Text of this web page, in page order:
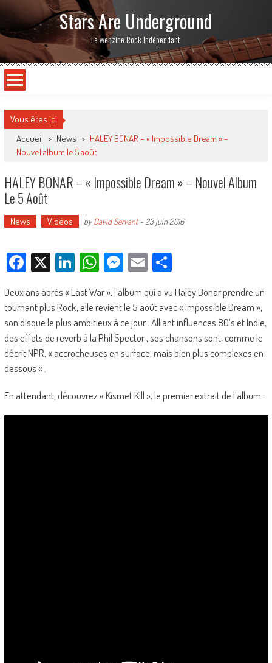
Stars Are Underground
Le webzine Rock Indépendant
Vous êtes ici
Accueil > News > HALEY BONAR – « Impossible Dream » –
Nouvel album le 5 août
HALEY BONAR – « Impossible Dream » – Nouvel Album
Le 5 Août
News Vidéos byDavid Servant- 23 juin 2016
Facebook
X LinkedIn
WhatsApp
Messenger
EmailPartager
Deux ans après « Last War », l’album qui a vu Haley Bonar prendre un
tournant plus Rock, elle revient le 5 août avec « Impossible Dream »,
son disque le plus ambitieux à ce jour . Alliant influences 80’s et Indie,
des effets de reverb à la Phil Spector , ses chansons sont, comme le
décrit NPR, « accrocheuses en surface, mais bien plus complexes en-
dessous « .
En attendant, découvrez « Kismet Kill », le premier extrait de l’album :